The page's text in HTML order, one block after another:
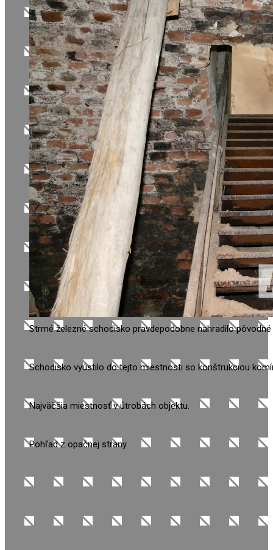
Strmé železné schodisko pravdepodobne nahradilo pôvodné
Schodisko vyústilo do tejto miestnosti so konštrukciou
Najväčšia miestnosť v útrobách objektu.
Pohľad z opačnej strany